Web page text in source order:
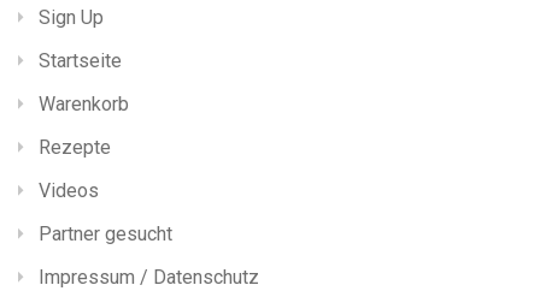
Sign Up
Startseite
Warenkorb
Rezepte
Videos
Partner gesucht
Impressum / Datenschutz